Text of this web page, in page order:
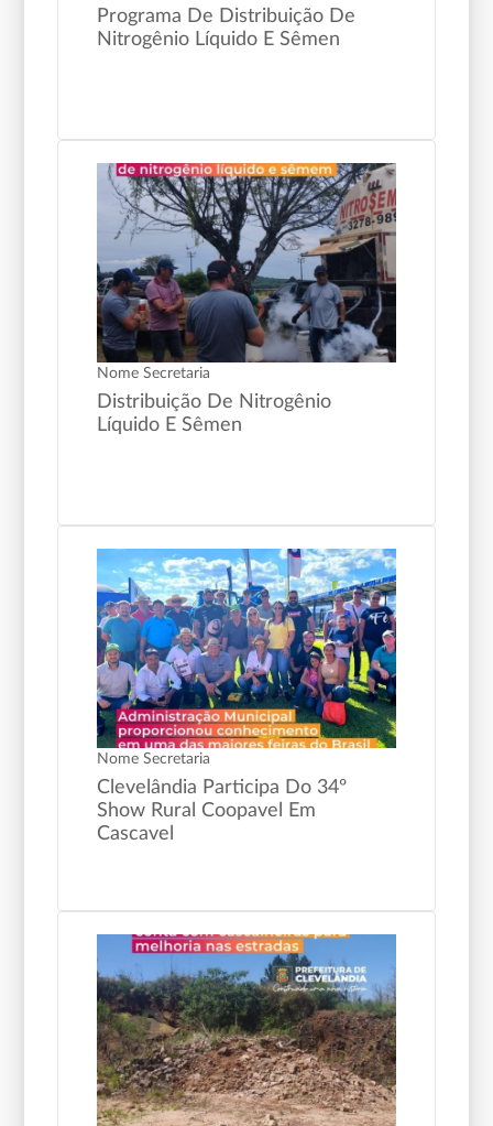
Programa De Distribuição De
Nitrogênio Líquido E Sêmen
Nome Secretaria
Distribuição De Nitrogênio
Líquido E Sêmen
Nome Secretaria
Clevelândia Participa Do 34º
Show Rural Coopavel Em
Cascavel